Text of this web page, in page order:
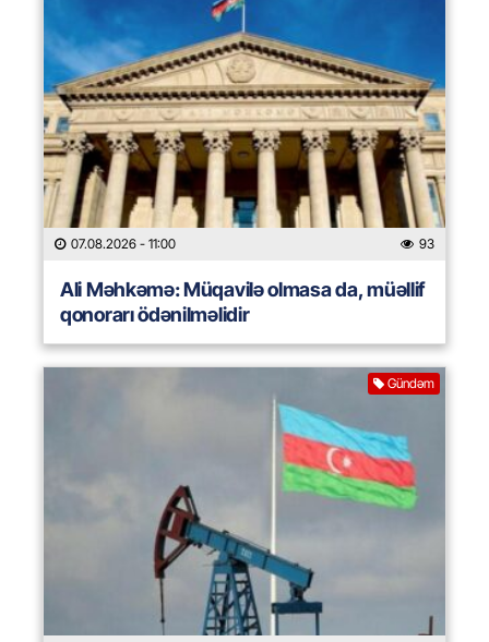
07.08.2026 - 11:00 93
Ali Məhkəmə: Müqavilə olmasa da, müəllif
qonorarı ödənilməlidir
Gündəm